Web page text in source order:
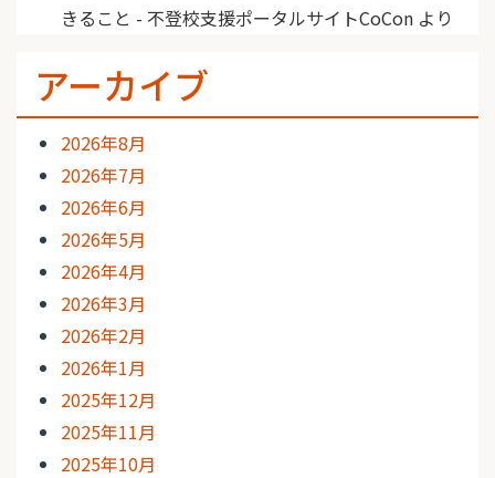
きること - 不登校支援ポータルサイトCoCon より
アーカイブ
2026年8月
2026年7月
2026年6月
2026年5月
2026年4月
2026年3月
2026年2月
2026年1月
2025年12月
2025年11月
2025年10月